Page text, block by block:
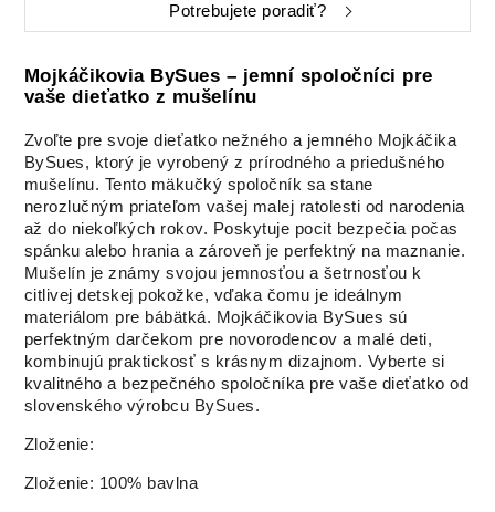
Potrebujete poradiť?
Mojkáčikovia BySues – jemní spoločníci pre
vaše dieťatko z mušelínu
Zvoľte pre svoje dieťatko nežného a jemného Mojkáčika
BySues, ktorý je vyrobený z prírodného a priedušného
mušelínu. Tento mäkučký spoločník sa stane
nerozlučným priateľom vašej malej ratolesti od narodenia
až do niekoľkých rokov. Poskytuje pocit bezpečia počas
spánku alebo hrania a zároveň je perfektný na maznanie.
Mušelín je známy svojou jemnosťou a šetrnosťou k
citlivej detskej pokožke, vďaka čomu je ideálnym
materiálom pre bábätká. Mojkáčikovia BySues sú
perfektným darčekom pre novorodencov a malé deti,
kombinujú praktickosť s krásnym dizajnom. Vyberte si
kvalitného a bezpečného spoločníka pre vaše dieťatko od
slovenského výrobcu BySues.
Zloženie:
Zloženie: 100% bavlna